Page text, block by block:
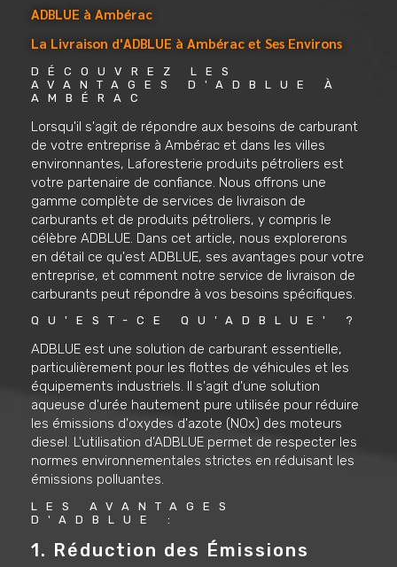
ADBLUE à Ambérac
La Livraison d'ADBLUE à Ambérac et Ses Environs
DÉCOUVREZ LES
AVANTAGES D'ADBLUE À
AMBÉRAC
Lorsqu'il s'agit de répondre aux besoins de carburant
de votre entreprise à Ambérac et dans les villes
environnantes, Laforesterie produits pétroliers est
votre partenaire de confiance. Nous offrons une
gamme complète de services de livraison de
carburants et de produits pétroliers, y compris le
célèbre ADBLUE. Dans cet article, nous explorerons
en détail ce qu'est ADBLUE, ses avantages pour votre
entreprise, et comment notre service de livraison de
carburants peut répondre à vos besoins spécifiques.
QU'EST-CE QU'ADBLUE' ?
ADBLUE est une solution de carburant essentielle,
particulièrement pour les flottes de véhicules et les
équipements industriels. Il s'agit d'une solution
aqueuse d'urée hautement pure utilisée pour réduire
les émissions d'oxydes d'azote (NOx) des moteurs
diesel. L'utilisation d'ADBLUE permet de respecter les
normes environnementales strictes en réduisant les
émissions polluantes.
LES AVANTAGES
D'ADBLUE :
1. Réduction des Émissions